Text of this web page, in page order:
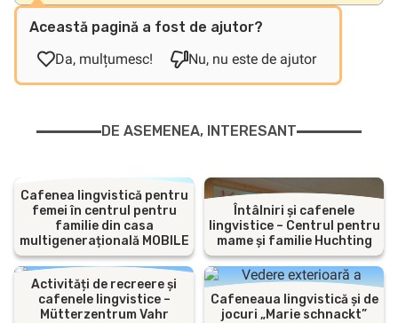
Această pagină a fost de ajutor?
Da, mulțumesc!
Nu, nu este de ajutor
DE ASEMENEA, INTERESANT
Cafenea lingvistică pentru
femei în centrul pentru
familie din casa
multigenerațională MOBILE
Întâlniri și cafenele
lingvistice – Centrul pentru
mame și familie Huchting
Activități de recreere și
cafenele lingvistice –
Mütterzentrum Vahr
Cafeneaua lingvistică și de
jocuri „Marie schnackt”